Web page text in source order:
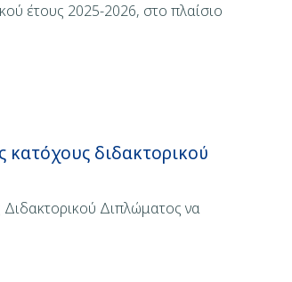
έτους 2025-2026, στo πλαίσιο
διδακτορικού
Διπλώματος να